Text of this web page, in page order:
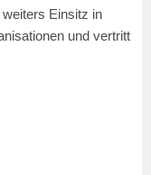
Einsitz in
und vertritt